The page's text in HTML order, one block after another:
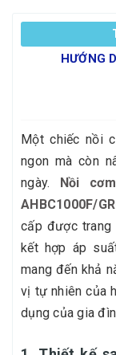
HƯỚNG
Một chiếc nồi
ngon mà còn
ngày. Nồi
AHBC1000F/
cấp được trang
kết hợp áp
mang đến khả
vị tự nhiên của
dụng của gia